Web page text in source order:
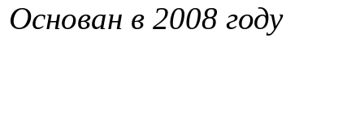
Основан в 2008 году